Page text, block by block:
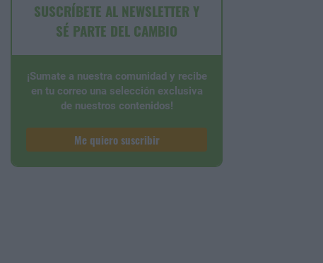
SUSCRÍBETE AL NEWSLETTER Y
SÉ PARTE DEL CAMBIO
¡Sumate a nuestra comunidad y recibe
en tu correo una selección exclusiva
de nuestros contenidos!
Me quiero suscribir